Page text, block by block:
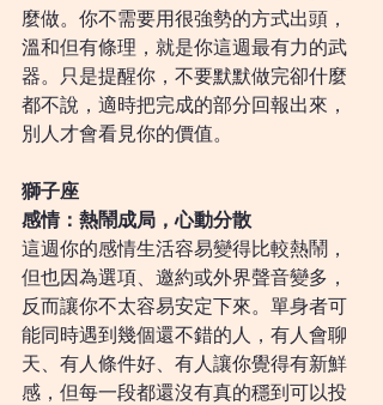
麼做。你不需要用很強勢的方式出頭，
溫和但有條理，就是你這週最有力的武
器。只是提醒你，不要默默做完卻什麼
都不說，適時把完成的部分回報出來，
別人才會看見你的價值。
獅子座
感情：熱鬧成局，心動分散
這週你的感情生活容易變得比較熱鬧，
但也因為選項、邀約或外界聲音變多，
反而讓你不太容易安定下來。單身者可
能同時遇到幾個還不錯的人，有人會聊
天、有人條件好、有人讓你覺得有新鮮
感，但每一段都還沒有真的穩到可以投